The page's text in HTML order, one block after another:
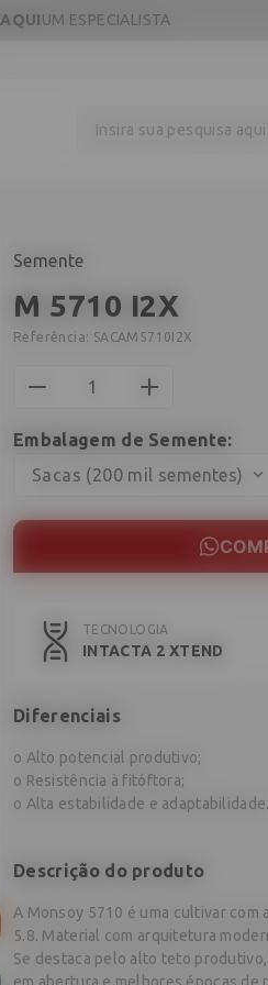
AQUIUM ESPECIALISTA
Semente
M 5710 I2X
Referência: SACAM5710I2X
Embalagem de Semente
Sacas (200 mil sementes)
TECNOLOGIA
INTACTA 2 XTEND
Diferenciais
o Alto potencial produtivo;
o Resistência à fitóftora;
o Alta estabilidade e adaptabilidade.
Descrição do produto
A Monsoy 5710 é uma cultivar com
5.8. Material com arquitetura
Se destaca pelo alto teto
em abertura e melhores épocas de